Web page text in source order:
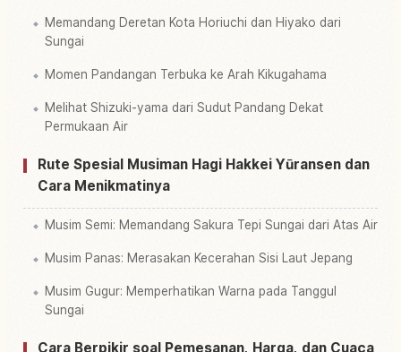
Memandang Deretan Kota Horiuchi dan Hiyako dari
Sungai
Momen Pandangan Terbuka ke Arah Kikugahama
Melihat Shizuki-yama dari Sudut Pandang Dekat
Permukaan Air
Rute Spesial Musiman Hagi Hakkei Yūransen dan
Cara Menikmatinya
Musim Semi: Memandang Sakura Tepi Sungai dari Atas Air
Musim Panas: Merasakan Kecerahan Sisi Laut Jepang
Musim Gugur: Memperhatikan Warna pada Tanggul
Sungai
Cara Berpikir soal Pemesanan, Harga, dan Cuaca